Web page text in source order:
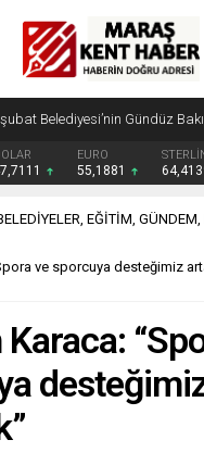
Ağustos Fuarı’nda
EURO
55,1881
, EĞİTİM, GÜNDEM,
ve sporcuya desteğimiz